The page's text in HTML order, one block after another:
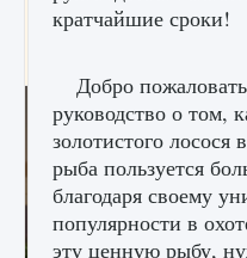
сохранение данных
кратчайшие сроки!
Добро
руководство о том,
золотистого
рыба пользуется
благодаря своему
популярности в
эту ценную рыбу,